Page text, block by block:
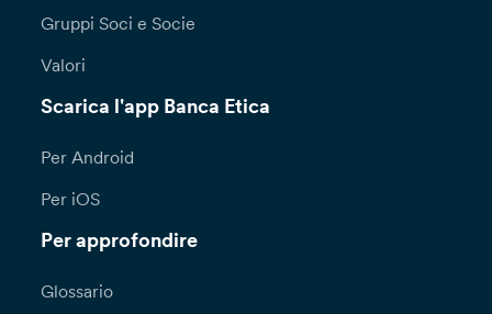
Gruppi Soci e Socie
Valori
Scarica l'app Banca Etica
Per Android
Per iOS
Per approfondire
Glossario